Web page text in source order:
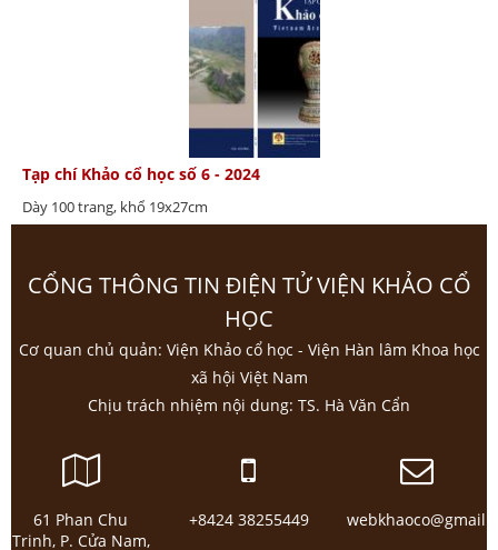
Tạp chí Khảo cổ học số 6 - 2024
Dày 100 trang, khổ 19x27cm
CỔNG THÔNG TIN ĐIỆN TỬ VIỆN KHẢO CỔ
HỌC
Cơ quan chủ quản: Viện Khảo cổ học - Viện Hàn lâm Khoa học
xã hội Việt Nam
Chịu trách nhiệm nội dung: TS. Hà Văn Cẩn
61 Phan Chu
Trinh, P. Cửa Nam,
+8424 38255449